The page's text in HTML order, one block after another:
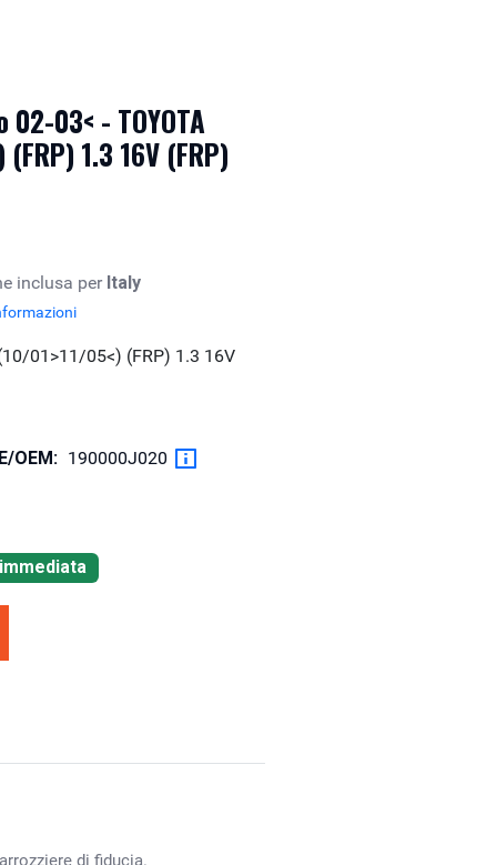
03< - TOYOTA
1.3 16V (FRP)
inclusa per Italy
01>11/05<) (FRP) 1.3 16V
OEM: 190000J020
di fiducia.